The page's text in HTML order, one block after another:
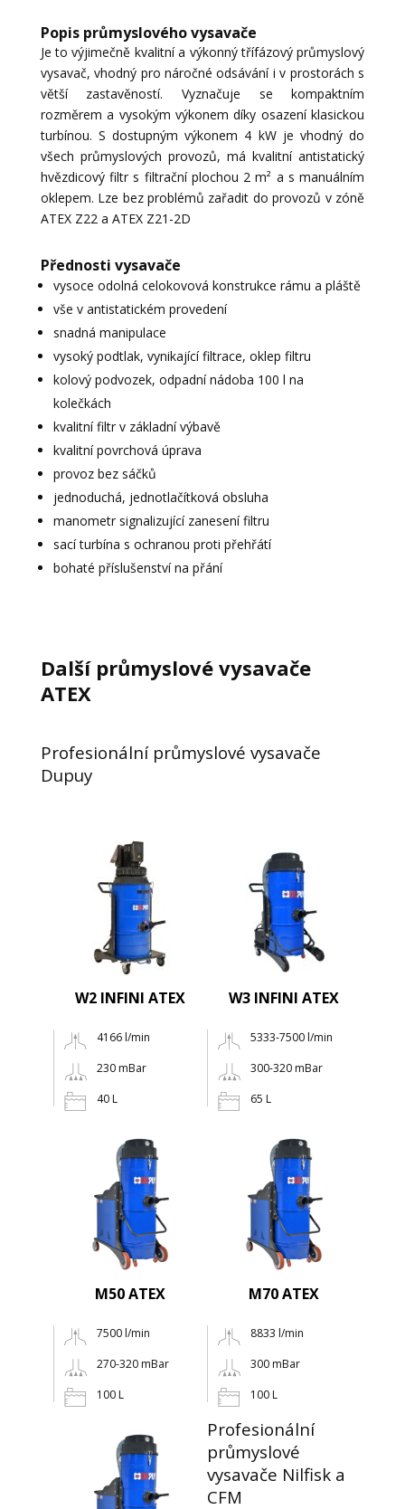
Popis průmyslového vysavače
Je to výjimečně kvalitní a výkonný třífázový průmyslový
vysavač, vhodný pro náročné odsávání i v prostorách s
větší zastavěností. Vyznačuje se kompaktním
rozměrem a vysokým výkonem díky osazení klasickou
turbínou. S dostupným výkonem 4 kW je vhodný do
všech průmyslových provozů, má kvalitní antistatický
hvězdicový filtr s filtrační plochou 2 m² a s manuálním
oklepem. Lze bez problémů zařadit do provozů v zóně
ATEX Z22 a ATEX Z21-2D
Přednosti vysavače
vysoce odolná celokovová konstrukce rámu a pláště
vše v antistatickém provedení
snadná manipulace
vysoký podtlak, vynikající filtrace, oklep filtru
kolový podvozek, odpadní nádoba 100 l na
kolečkách
kvalitní filtr v základní výbavě
kvalitní povrchová úprava
provoz bez sáčků
jednoduchá, jednotlačítková obsluha
manometr signalizující zanesení filtru
sací turbína s ochranou proti přehřátí
bohaté příslušenství na přání
Další průmyslové vysavače
ATEX
Profesionální průmyslové vysavače
Dupuy
W2 INFINI ATEX
4166 l/min
230 mBar
40 L
W3 INFINI ATEX
5333-7500 l/min
300-320 mBar
65 L
M50 ATEX
7500 l/min
270-320 mBar
100 L
M70 ATEX
8833 l/min
300 mBar
100 L
Profesionální
průmyslové
vysavače Nilfisk a
CFM